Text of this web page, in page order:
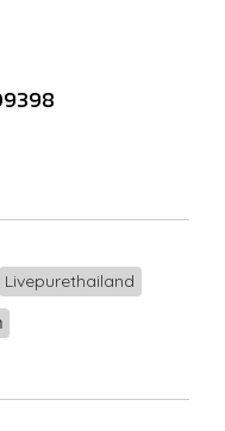
Livepurethailand